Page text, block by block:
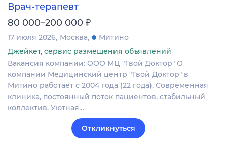
Врач-терапевт
80 000–200 000 ₽
17 июля 2026 Москва
Митино
Джейкет, сервис размещения объявлений
Вакансия компании: ООО МЦ "Твой Доктор" О
компании Медицинский центр "Твой Доктор" в
Митино работает с 2004 года (22 года). Современная
клиника, постоянный поток пациентов, стабильный
коллектив. Уютная…
Откликнуться